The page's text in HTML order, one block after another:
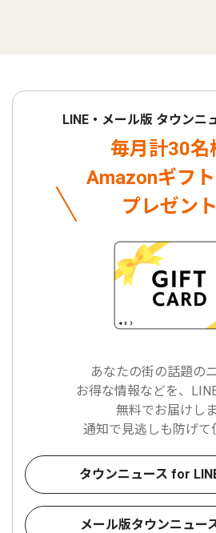
LINE・メール版 タウンニ
毎月計30名
Amazonギフ
プレゼント
あなたの街の話題の
お得な情報などを、
無料でお届けしま
通知で見逃しも防げて
タウンニュース for
メール版タウンニュー